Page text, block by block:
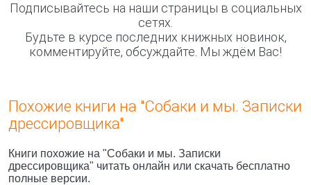
Подписывайтесь на наши страницы в социальных
сетях.
Будьте в курсе последних книжных новинок,
комментируйте, обсуждайте. Мы ждём Вас!
Похожие книги на "Собаки и мы. Записки
дрессировщика"
Книги похожие на "Собаки и мы. Записки
дрессировщика" читать онлайн или скачать бесплатно
полные версии.